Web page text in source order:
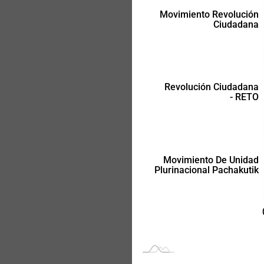
Movimiento De Unidad
Plurinacional Pachakutik
Revolución Ciudadana
- RETO
Movimiento Revolución
Ciudadana